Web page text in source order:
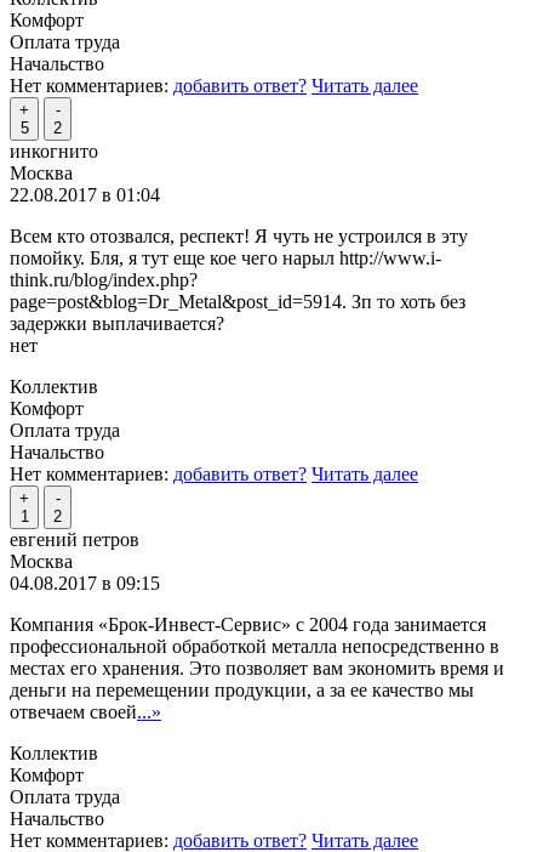
Комфорт
Оплата труда
Начальство
Нет комментариев: добавить ответ? Читать далее
+
5
-
2
инкогнито
Москва
22.08.2017 в 01:04
Всем кто отозвался, респект! Я чуть не устроился в эту
помойку. Бля, я тут еще кое чего нарыл http://www.i-
think.ru/blog/index.php?
page=post&blog=Dr_Metal&post_id=5914. Зп то хоть без
задержки выплачивается?
нет
Коллектив
Комфорт
Оплата труда
Начальство
Нет комментариев: добавить ответ? Читать далее
+
1
-
2
евгений петров
Москва
04.08.2017 в 09:15
Компания «Брок-Инвест-Сервис» с 2004 года занимается
профессиональной обработкой металла непосредственно в
местах его хранения. Это позволяет вам экономить время и
деньги на перемещении продукции, а за ее качество мы
отвечаем своей...»
Коллектив
Комфорт
Оплата труда
Начальство
Нет комментариев: добавить ответ? Читать далее